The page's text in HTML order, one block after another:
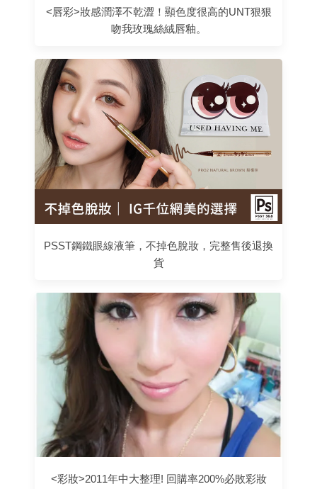
<唇彩>妝感潤澤不乾澀！顯色度很高的UNT狠狠
吻我玫瑰絲絨唇釉。
PSST鋼鐵眼線液筆，不掉色脫妝，完整售後退換
貨
<彩妝>2011年中大整理! 回購率200%必敗彩妝